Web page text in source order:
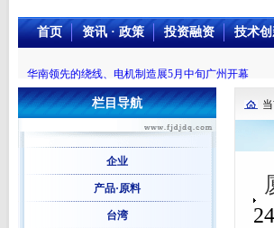
首页 资讯 · 政策 投资融资 技术
华南领先的绕线、电机制造展5月中旬广州开幕
栏目导航
企业
产品·原料
台湾